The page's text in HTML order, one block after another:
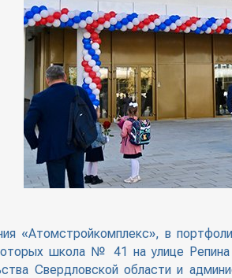
«Атомстройкомплекс», в
школа № 41 на улице Репина
Свердловской области и